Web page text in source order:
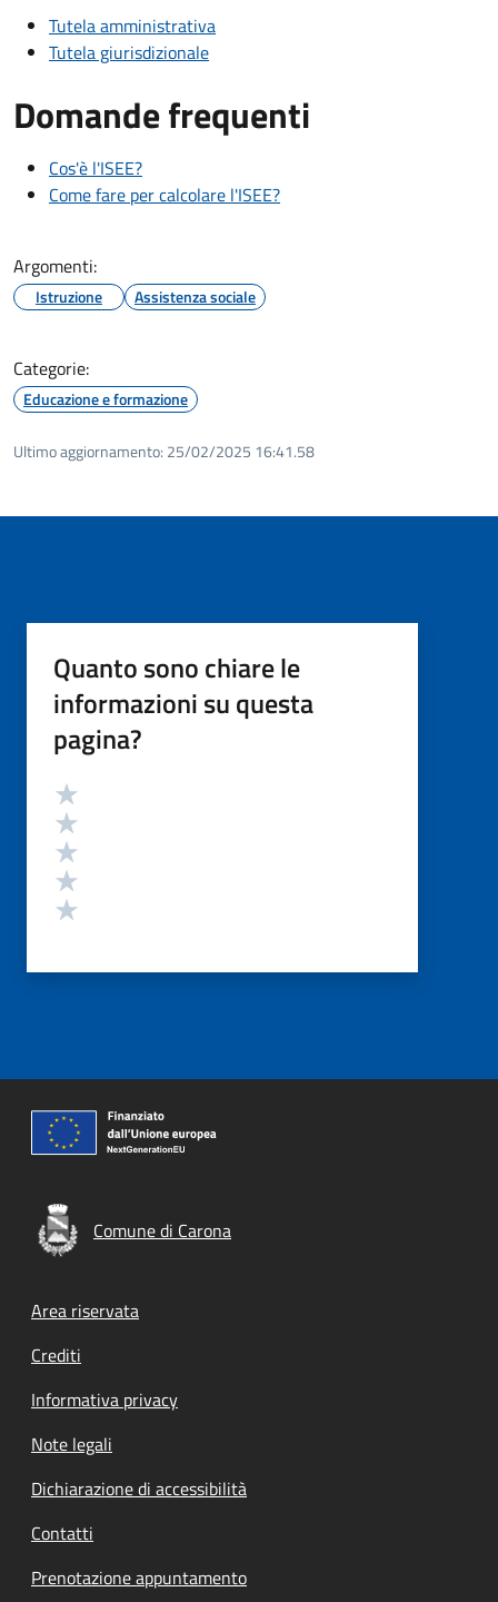
Tutela amministrativa
Tutela giurisdizionale
Domande frequenti
Cos'è l'ISEE?
Come fare per calcolare l'ISEE?
Argomenti:
Istruzione Assistenza sociale
Categorie:
Educazione e formazione
Ultimo aggiornamento: 25/02/2025 16:41.58
Quanto sono chiare le
informazioni su questa
pagina?
Valutazione
Comune di Carona
Footer menu
Area riservata
Crediti
Informativa privacy
Note legali
Dichiarazione di accessibilità
Contatti
Prenotazione appuntamento